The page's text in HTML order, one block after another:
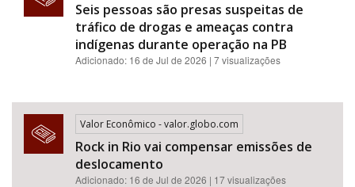
Seis pessoas são presas suspeitas de
tráfico de drogas e ameaças contra
indígenas durante operação na PB
Adicionado: 16 de Jul de 2026 | 7 visualizações
Valor Econômico - valor.globo.com
Rock in Rio vai compensar emissões de
deslocamento
Adicionado: 16 de Jul de 2026 | 17 visualizações